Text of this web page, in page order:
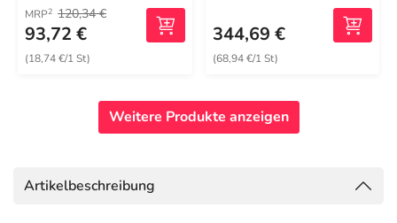
MRP2 120,34 €
93,72 €
(18,74 €/1 St)
344,69 €
(68,94 €/1 St)
Weitere Produkte anzeigen
Artikelbeschreibung